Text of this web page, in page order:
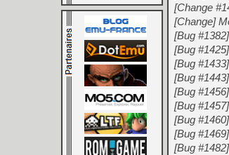
[Change
[Change]
[Bug
[Bug
[Bug
[Bug
[Bug
[Bug
[Bug
[Bug
[Bug